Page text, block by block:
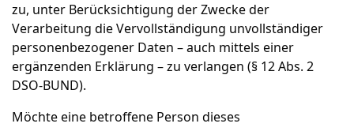
zu, unter Berücksichtigung der Zwecke der
Verarbeitung die Vervollständigung unvollständiger
personenbezogener Daten – auch mittels einer
ergänzenden Erklärung – zu verlangen (§ 12 Abs. 2
DSO-BUND).
Möchte eine betroffene Person dieses